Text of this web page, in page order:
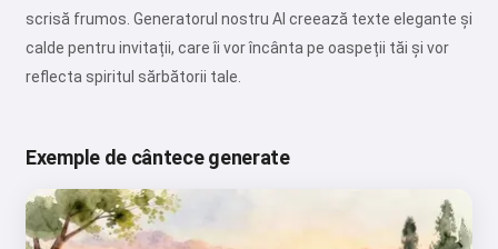
scrisă frumos. Generatorul nostru AI creează texte elegante și
calde pentru invitații, care îi vor încânta pe oaspeții tăi și vor
reflecta spiritul sărbătorii tale.
Exemple de cântece generate